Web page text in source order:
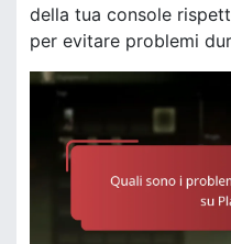
della tua console
per evitare problemi